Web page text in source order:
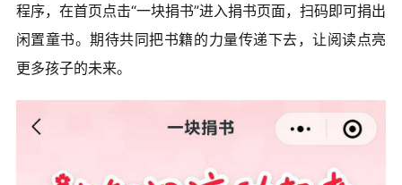
程序，在首页点击“一块捐书”进入捐书页面，扫码即可捐出
闲置童书。期待共同把书籍的力量传递下去，让阅读点亮
更多孩子的未来。